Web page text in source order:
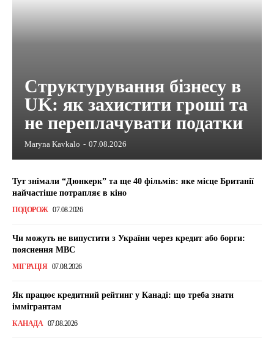
Структурування бізнесу в
UK: як захистити гроші та
не переплачувати податки
Maryna Kavkalo - 07.08.2026
Тут знімали “Дюнкерк” та ще 40 фільмів: яке місце Британії
найчастіше потрапляє в кіно
ПОДОРОЖ 07.08.2026
Чи можуть не випустити з України через кредит або борги:
пояснення МВС
МІГРАЦІЯ 07.08.2026
Як працює кредитний рейтинг у Канаді: що треба знати
іммігрантам
КАНАДА 07.08.2026